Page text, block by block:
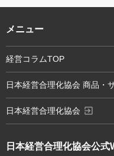
日本経営合理化協会公式
メニュー
経営コラムTOP
日本経営合理化協会 商品・
日本経営合理化協会 exit_to_app